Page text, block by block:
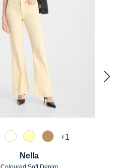
120 Natur210 Vanille
375 Warm Taupe
+1
Nella